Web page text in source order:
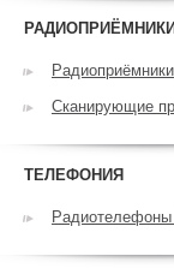
РАДИОПРИЁМНИКИ
Радиоприёмники
Сканирующие
ТЕЛЕФОНИЯ
Радиотелефоны